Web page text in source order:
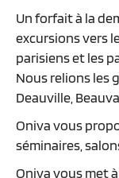
Un forfait à la
excursions vers
parisiens et les
Nous relions les
Deauville,
Oniva vous
séminaires,
Oniva vous met